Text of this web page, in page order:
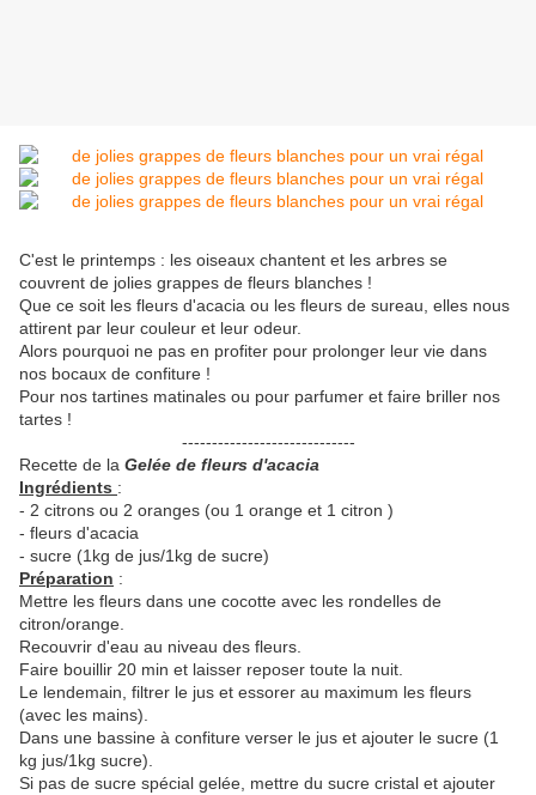
C'est le printemps : les oiseaux chantent et les arbres se
couvrent de jolies grappes de fleurs blanches !
Que ce soit les fleurs d'acacia ou les fleurs de sureau, elles nous
attirent par leur couleur et leur odeur.
Alors pourquoi ne pas en profiter pour prolonger leur vie dans
nos bocaux de confiture !
Pour nos tartines matinales ou pour parfumer et faire briller nos
tartes !
-----------------------------
Recette de la Gelée de fleurs d'acacia
Ingrédients :
- 2 citrons ou 2 oranges (ou 1 orange et 1 citron )
- fleurs d'acacia
- sucre (1kg de jus/1kg de sucre)
Préparation :
Mettre les fleurs dans une cocotte avec les rondelles de
citron/orange.
Recouvrir d'eau au niveau des fleurs.
Faire bouillir 20 min et laisser reposer toute la nuit.
Le lendemain, filtrer le jus et essorer au maximum les fleurs
(avec les mains).
Dans une bassine à confiture verser le jus et ajouter le sucre (1
kg jus/1kg sucre).
Si pas de sucre spécial gelée, mettre du sucre cristal et ajouter